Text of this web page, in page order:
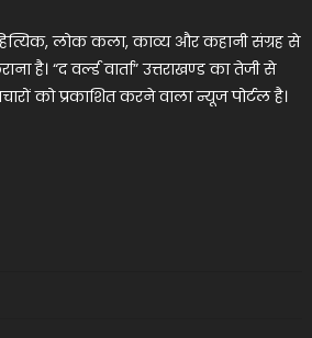
लोक कला, काव्य और कहानी संग्रह से
“द वर्ल्ड वार्ता” उत्तराखण्ड का तेजी से
को प्रकाशित करने वाला न्यूज पोर्टल है।